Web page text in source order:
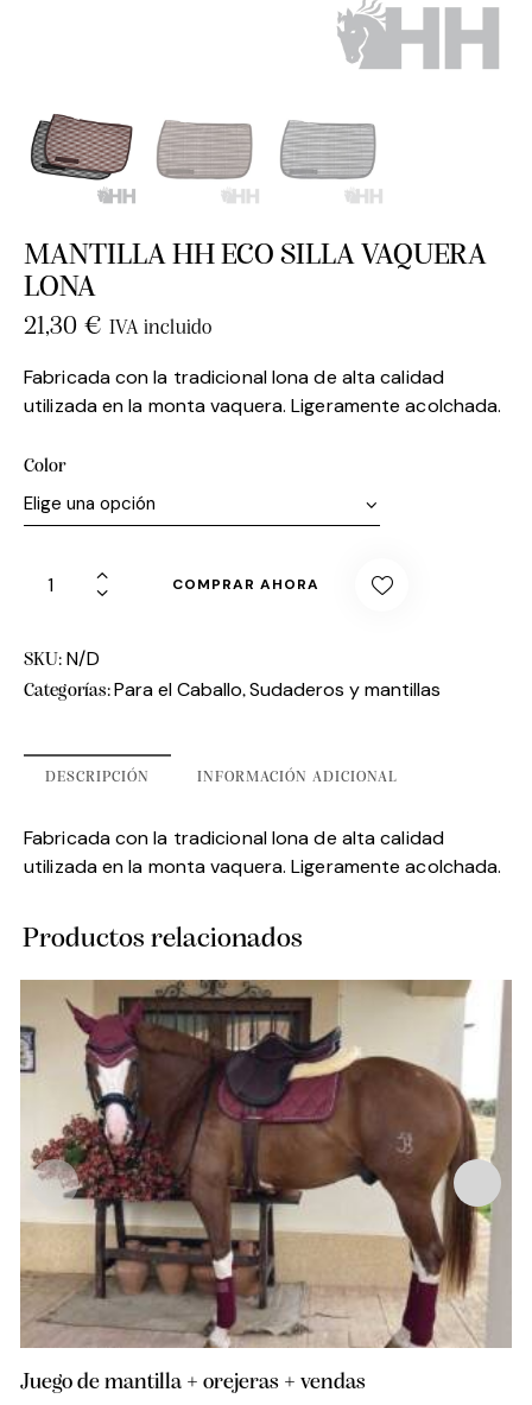
MANTILLA HH ECO SILLA VAQUERA
LONA
21,30 € IVA incluido
Fabricada con la tradicional lona de alta calidad
utilizada en la monta vaquera. Ligeramente acolchada.
Color
COMPRAR AHORA
SKU: N/D
Categorías: Para el Caballo,Sudaderos y mantillas
DESCRIPCIÓN INFORMACIÓN ADICIONAL
Fabricada con la tradicional lona de alta calidad
utilizada en la monta vaquera. Ligeramente acolchada.
Productos relacionados
Juego de mantilla + orejeras + vendas